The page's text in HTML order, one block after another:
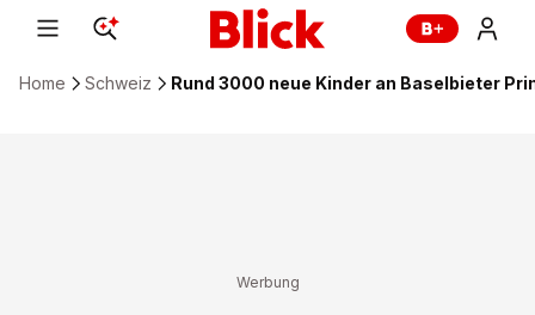
Home Schweiz Rund 3000 neue Kinder an Baselbieter